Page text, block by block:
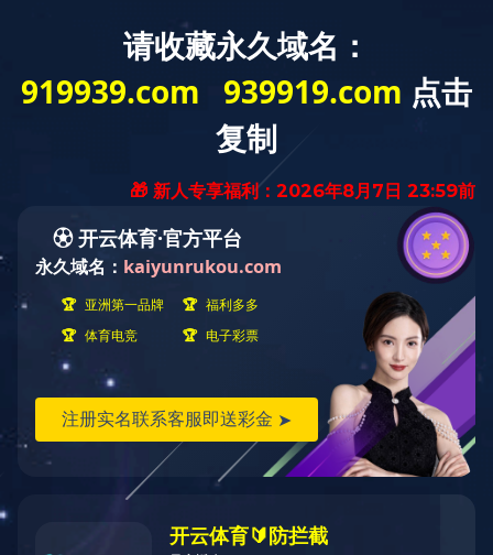
开云官方网页版 新闻公告 师资队伍 开
校友工作
校友工作 校友工作